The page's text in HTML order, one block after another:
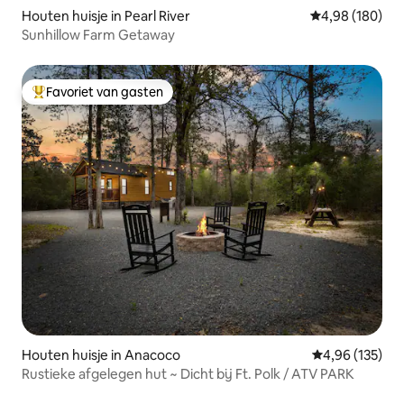
Houten huisje in Pearl River Gemiddelde
4,98 (180)
Sunhillow Farm Getaway
Topfavoriet van gasten
Favoriet van gasten
Houten huisje in Anacoco Gemiddelde
4,96 (135)
Rustieke afgelegen hut ~ Dicht bij Ft. Polk / ATV PARK